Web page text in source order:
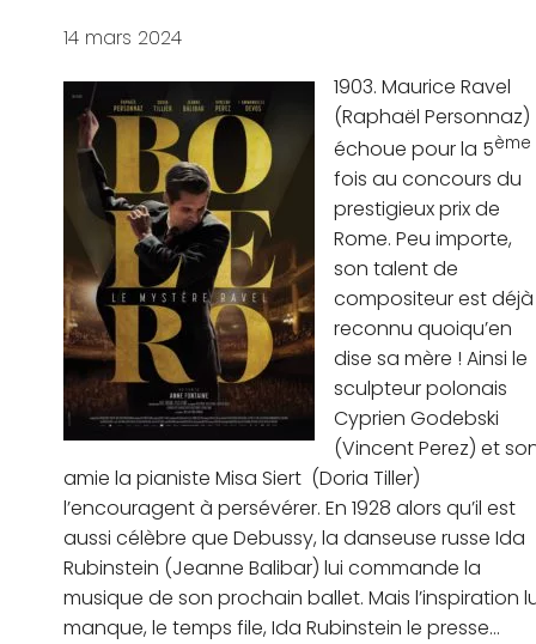
14 mars 2024
1903. Maurice Ravel
(Raphaël Personnaz)
échoue pour la 5ème
fois au concours du
prestigieux prix de
Rome. Peu importe,
son talent de
compositeur est déjà
reconnu quoiqu’en
dise sa mère ! Ainsi le
sculpteur polonais
Cyprien Godebski
(Vincent Perez) et
amie la pianiste Misa Siert (Doria Tiller)
l’encouragent à persévérer. En 1928 alors qu’il est
aussi célèbre que Debussy, la danseuse russe Ida
Rubinstein (Jeanne Balibar) lui commande la
musique de son prochain ballet. Mais l’inspiration
manque, le temps file, Ida Rubinstein le presse…